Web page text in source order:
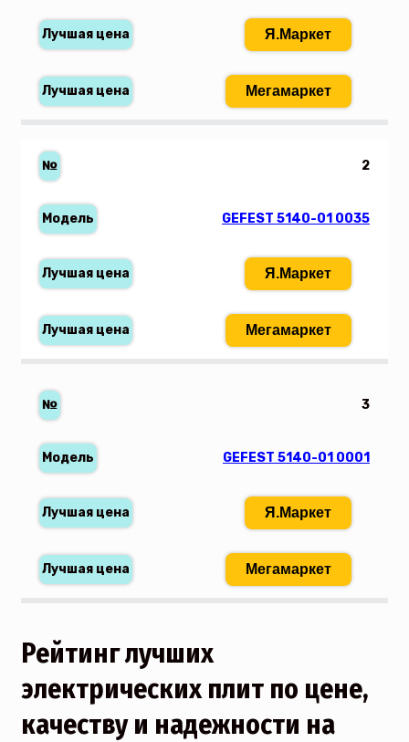
Я.Маркет
Мегамаркет
2
GEFEST 5140-01 0035
Я.Маркет
Мегамаркет
3
GEFEST 5140-01 0001
Я.Маркет
Мегамаркет
Рейтинг лучших
электрических плит по цене,
качеству и надежности на